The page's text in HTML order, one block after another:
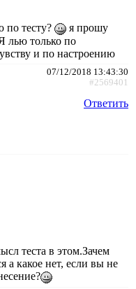
по тесту?
я прошу
лью только по
и по настроению
07/12/2018 13:43:30
#2569401
Ответить
теста в этом.Зачем
а какое нет, если вы не